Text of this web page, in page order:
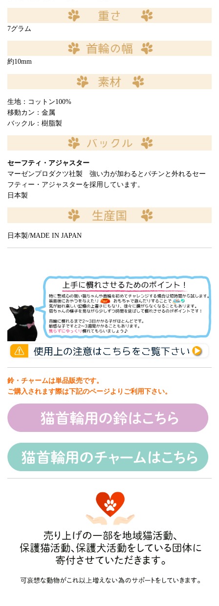
7グラム
約10mm
生地：コットン100%
移動カン：金属
バックル：樹脂製
セーフティ・アジャスター
マーゼンプロダクツ社製 強い力が加わるとパチンと外れるセー
フティー・アジャスターを採用しています。
日本製
日本製/MADE IN JAPAN
鈴・チャームは単品販売です。
ご購入されます際は下記のページよりご利用下さい。